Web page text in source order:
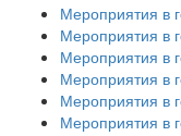
Мероприятия в
Мероприятия в
Мероприятия в
Мероприятия в
Мероприятия в
Мероприятия в